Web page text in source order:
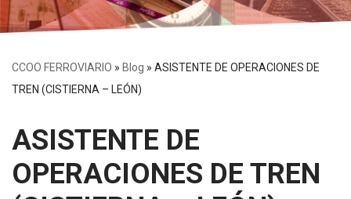
CCOO FERROVIARIO » Blog » ASISTENTE DE OPERACIONES DE
TREN (CISTIERNA – LEÓN)
ASISTENTE DE
OPERACIONES DE TREN